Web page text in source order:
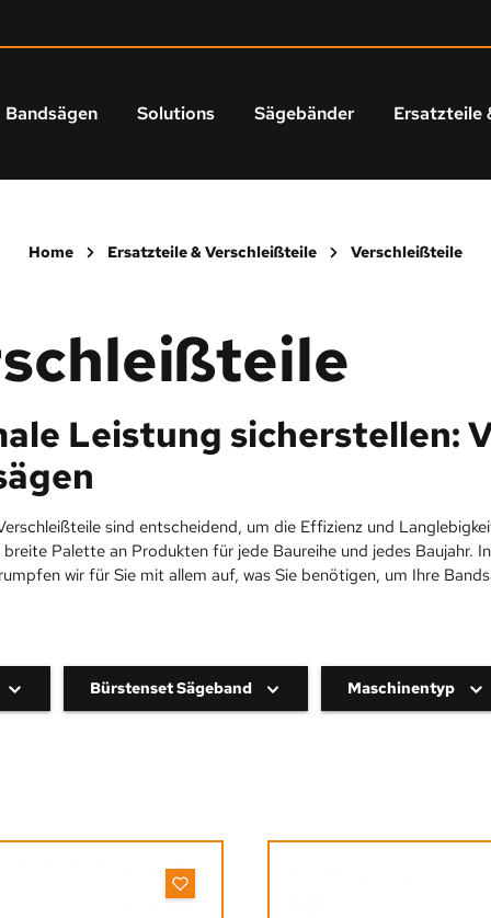
Bandsägen Solutions Sägebänder Ersatzteile
Home Ersatzteile & Verschleißteile Verschleißteile
Leistung sicherstellen:
sind entscheidend, um die Effizienz und
breite Palette an Produkten für jede Baureihe und jedes Baujahr.
wir für Sie mit allem auf, was Sie benötigen, um Ihre
Bürstenset Sägeband Maschinentyp